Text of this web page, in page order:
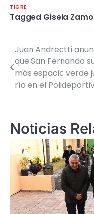
TIGRE
Tagged Gisela
Navegación
de
entradas
Juan Andreotti
que San Fernando
más espacio verde
río en el
Noticias